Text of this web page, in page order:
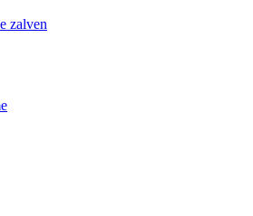
zalven